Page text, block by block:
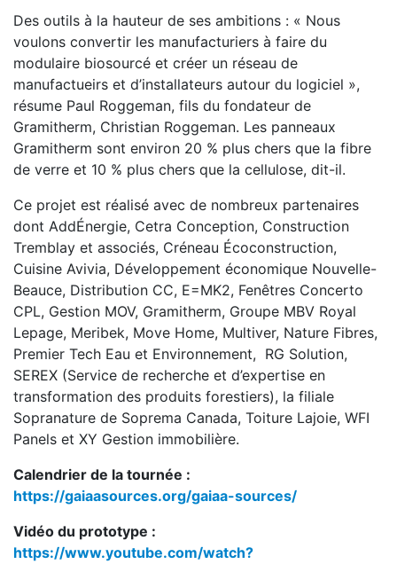
Des outils à la hauteur de ses ambitions : « Nous
voulons convertir les manufacturiers à faire du
modulaire biosourcé et créer un réseau de
manufactueirs et d’installateurs autour du logiciel »,
résume Paul Roggeman, fils du fondateur de
Gramitherm, Christian Roggeman. Les panneaux
Gramitherm sont environ 20 % plus chers que la fibre
de verre et 10 % plus chers que la cellulose, dit-il.
Ce projet est réalisé avec de nombreux partenaires
dont AddÉnergie, Cetra Conception, Construction
Tremblay et associés, Créneau Écoconstruction,
Cuisine Avivia, Développement économique Nouvelle-
Beauce, Distribution CC, E=MK2, Fenêtres Concerto
CPL, Gestion MOV, Gramitherm, Groupe MBV Royal
Lepage, Meribek, Move Home, Multiver, Nature Fibres,
Premier Tech Eau et Environnement, RG Solution,
SEREX (Service de recherche et d’expertise en
transformation des produits forestiers), la filiale
Sopranature de Soprema Canada, Toiture Lajoie, WFI
Panels et XY Gestion immobilière.
Calendrier de la tournée :
https://gaiaasources.org/gaiaa-sources/
Vidéo du prototype :
https://www.youtube.com/watch?